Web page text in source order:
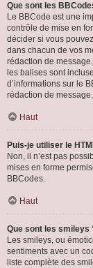
Que sont les
Le BBCode est une
contrôle de mise en
décider si vous
dans chacun de vos
rédaction de
les balises sont
d’informations sur le
rédaction de message.
Haut
Puis-je utiliser le
Non, il n’est pas
mises en forme
BBCodes.
Haut
Que sont les smileys
Les smileys, ou
sentiments avec un
liste complète des